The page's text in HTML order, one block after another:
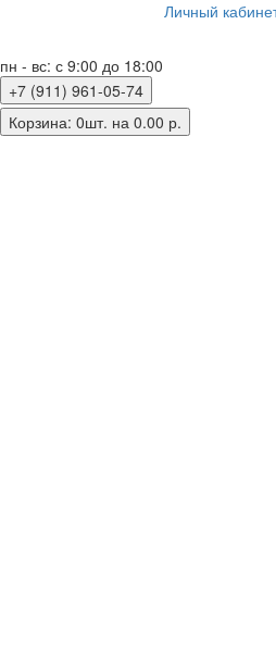
Личный
пн - вс: с 9:00 до 18:00
+7 (911) 961-05-74
Корзина: 0шт. на 0.00 р.